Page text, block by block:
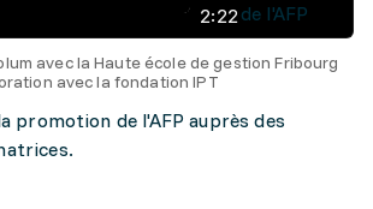
2:22de l'AFP
avec la Haute école de gestion Fribourg
avec la fondation IPT
promotion de l'AFP auprès des